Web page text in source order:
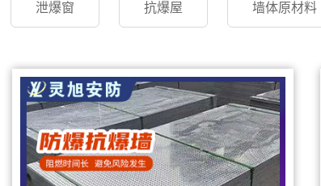
泄爆窗 抗爆屋 墙体原材料